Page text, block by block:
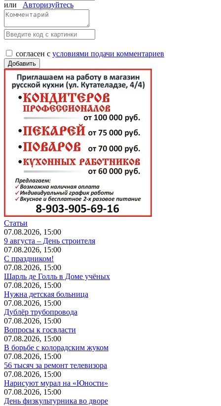
или Авторизуйтесь
согласен с условиями подачи комментариев
Статьи
07.08.2026, 15:00
9 августа – День строителя
07.08.2026, 15:00
С праздником!
07.08.2026, 15:00
Шарль де Голль в Доме учёных
07.08.2026, 15:00
Нужна детская больница
07.08.2026, 15:00
Дублёр трубопровода
07.08.2026, 15:00
Вопросы к госвласти
07.08.2026, 15:00
В борьбе с колорадским жуком
07.08.2026, 15:00
56 тысяч за ремонт телевизора
07.08.2026, 15:00
Нарисуют мурал на «Юности»
07.08.2026, 15:00
День физкультурника во дворе